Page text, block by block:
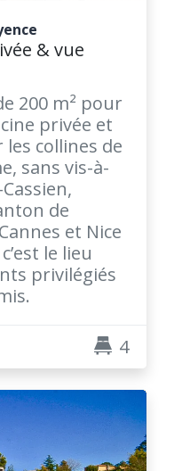
& vue
200 m² pour
privée et
collines de
sans vis-à-
de
et Nice
le lieu
privilégiés
4